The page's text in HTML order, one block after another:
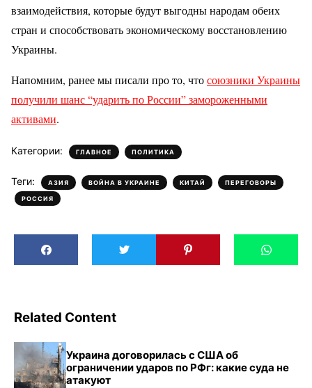
взаимодействия, которые будут выгодны народам обеих
стран и способствовать экономическому восстановлению
Украины.
Напомним, ранее мы писали про то, чтосоюзники Украины
получили шанс “ударить по России” замороженными
активами.
Категории: ГЛАВНОЕ , ПОЛИТИКА
Теги: АЗИЯ , ВОЙНА В УКРАИНЕ , КИТАЙ , ПЕРЕГОВОРЫ ,
РОССИЯ
Related Content
Украина договорилась с США об
ограничении ударов по РФг: какие суда не
атакуют